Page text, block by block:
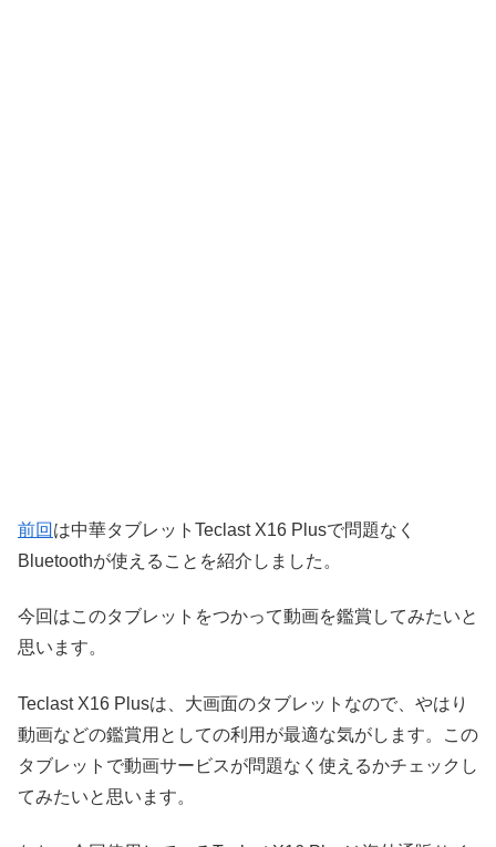
前回 は中華タブレットTeclast X16 Plusで問題なく
Bluetoothが使えることを紹介しました。
今回はこのタブレットをつかって動画を鑑賞してみたいと
思います。
Teclast X16 Plusは、大画面のタブレットなので、やはり
動画などの鑑賞用としての利用が最適な気がします。この
タブレットで動画サービスが問題なく使えるかチェックし
てみたいと思います。